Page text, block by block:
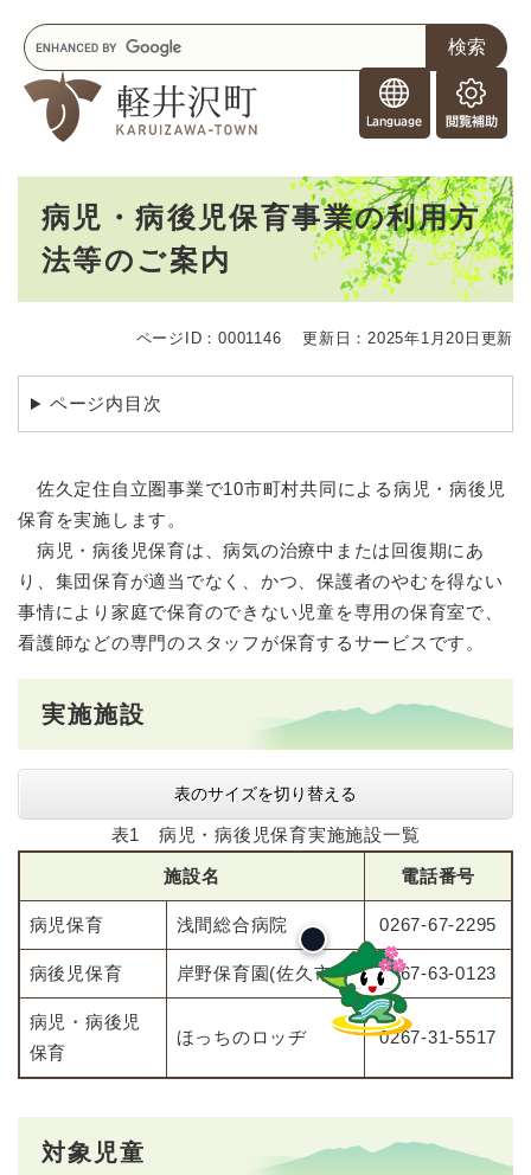
o
r
e
i
g
n
s
閲
覧
助
キ
ー
ワ
病児・病後児保育事業の利用方
法等のご案内
ページID：0001146 更新日：2025年1月20日更新
ページ内目次
佐久定住自立圏事業で10市町村共同による病児・病後児
保育を実施します。
病児・病後児保育は、病気の治療中または回復期にあ
り、集団保育が適当でなく、かつ、保護者のやむを得ない
事情により家庭で保育のできない児童を専用の保育室で、
看護師などの専門のスタッフが保育するサービスです。
実施施設
表のサイズを切り替える
表1 病児・病後児保育実施施設一覧
施設名 電話番号
病児保育 浅間総合病院 0267-67-2295
病後児保育 岸野保育園(佐久市) 0267-63-0123
病児・病後児
保育
ほっちのロッヂ 0267-31-5517
対象児童